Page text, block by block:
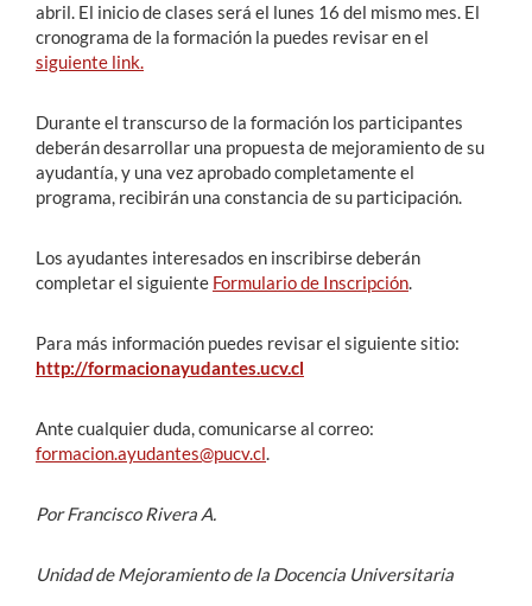
abril. El inicio de clases será el lunes 16 del mismo mes. El
cronograma de la formación la puedes revisar en el
siguiente link.
Durante el transcurso de la formación los participantes
deberán desarrollar una propuesta de mejoramiento de su
ayudantía, y una vez aprobado completamente el
programa, recibirán una constancia de su participación.
Los ayudantes interesados en inscribirse deberán
completar el siguiente Formulario de Inscripción.
Para más información puedes revisar el siguiente sitio:
http://formacionayudantes.ucv.cl
Ante cualquier duda, comunicarse al correo:
formacion.ayudantes@pucv.cl.
Por Francisco Rivera A.
Unidad de Mejoramiento de la Docencia Universitaria